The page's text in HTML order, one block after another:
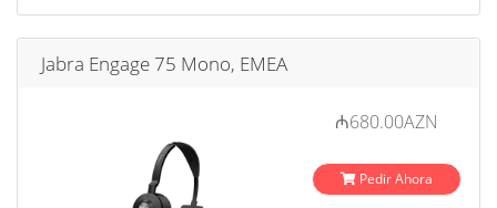
Jabra Engage 75 Mono, EMEA
₼680.00AZN
Pedir Ahora